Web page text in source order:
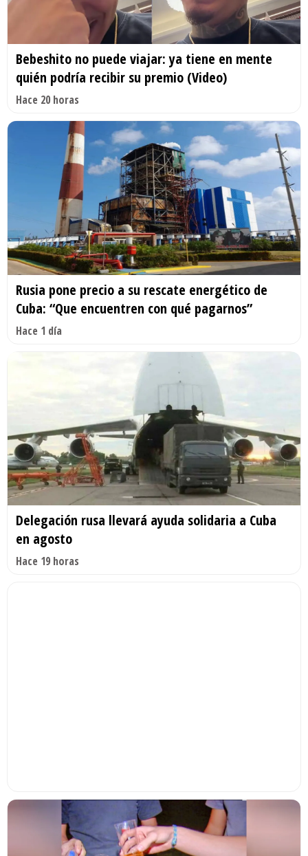
Bebeshito no puede viajar: ya tiene en mente
quién podría recibir su premio (Video)
Hace 20 horas
Rusia pone precio a su rescate energético de
Cuba: “Que encuentren con qué pagarnos”
Hace 1 día
Delegación rusa llevará ayuda solidaria a Cuba
en agosto
Hace 19 horas